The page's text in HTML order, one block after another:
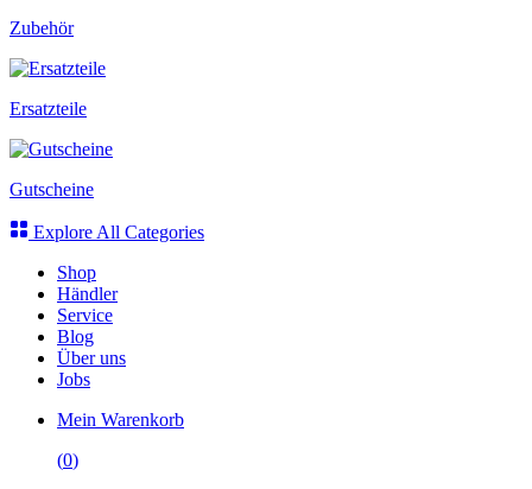
Zubehör
Ersatzteile
Gutscheine
Explore All Categories
Shop
Händler
Service
Blog
Über uns
Jobs
Mein Warenkorb
(0)